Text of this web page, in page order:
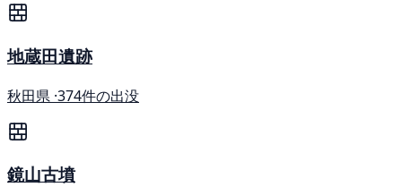
地蔵田遺跡
秋田県 ·374件の出没
鏡山古墳